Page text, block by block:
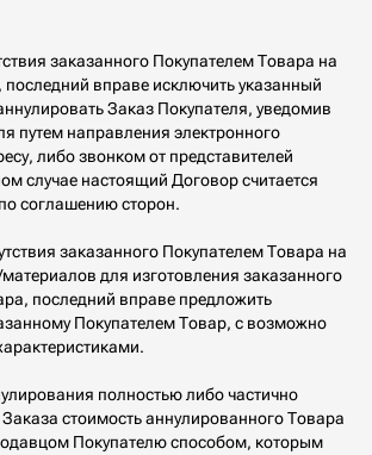
заказанного Покупателем Товара на
вправе исключить указанный
Заказ Покупателя, уведомив
путем направления электронного
либо звонком от представителей
случае настоящий Договор считается
соглашению сторон.
заказанного Покупателем Товара на
для изготовления заказанного
последний вправе предложить
Покупателем Товар, с возможно
полностью либо частично
стоимость аннулированного Товара
Покупателю способом, которым